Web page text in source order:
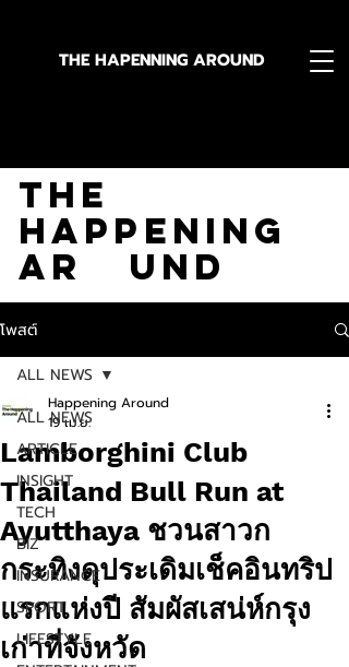
THE HAPENNING AROUND
The
Happening
Ar und
โพสต์
ALL NEWS
ARTICLE
INSIGHT
TECH
BIZ
INSURANCE
SPORT
LIFESTYLE
ALL NEWS
Lamborghini Club
Thailand Bull Run at
Ayutthaya ชวนสาวก
กระทิงดุประเดิมเช็คอินทริป
แรกแห่งปี สัมผัสเสน่ห์กรุง
เก่าที่จังหวัด
Happening Around
19 เม.ย.